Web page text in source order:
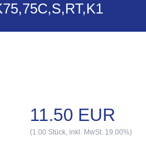
11.50 EUR
(1.00 Stück, inkl. MwSt. 19.00%)